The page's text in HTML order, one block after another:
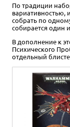
По традиции
вариативностью,
собрать по
собирается один
В дополнение к
Психического
отдельный